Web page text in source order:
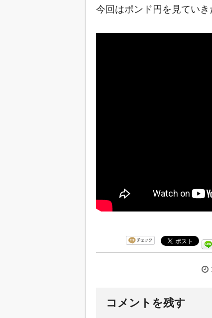
今回はポンド円を見てい
コメントを残す